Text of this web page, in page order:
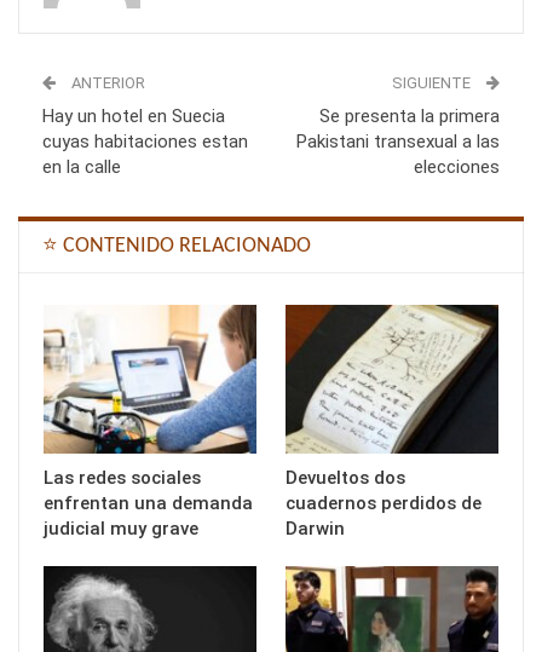
ANTERIOR
Hay un hotel en Suecia
cuyas habitaciones estan
en la calle
SIGUIENTE
Se presenta la primera
Pakistani transexual a las
elecciones
⭐ CONTENIDO RELACIONADO
Las redes sociales
enfrentan una demanda
judicial muy grave
Devueltos dos
cuadernos perdidos de
Darwin